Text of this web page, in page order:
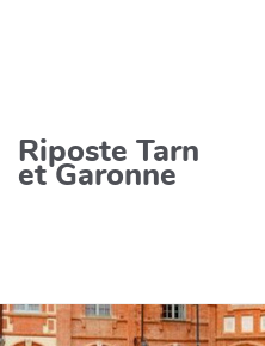
Riposte Tarn
et Garonne